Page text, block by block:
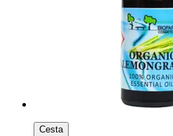
Cesta